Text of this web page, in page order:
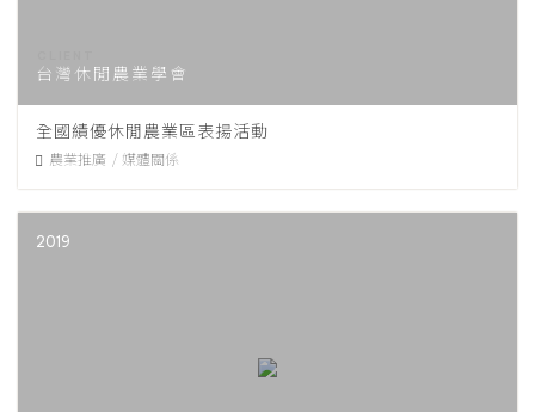
台灣休閒農業學會
全國績優休閒農業區表揚活動
農業推廣 媒體關係
2019